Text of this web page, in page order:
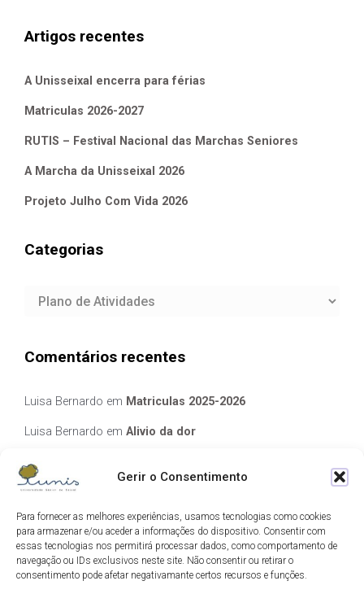
Gerir o Consentimento
Para fornecer as melhores experiências, usamos tecnologias como cookies
para armazenar e/ou aceder a informações do dispositivo. Consentir com
essas tecnologias nos permitirá processar dados, como comportamento de
navegação ou IDs exclusivos neste site. Não consentir ou retirar o
consentimento pode afetar negativamante certos recursos e funções.
Artigos recentes
A Unisseixal encerra para férias
Matriculas 2026-2027
RUTIS – Festival Nacional das Marchas Seniores
A Marcha da Unisseixal 2026
Projeto Julho Com Vida 2026
Categorias
Categorias
Comentários recentes
Luisa Bernardo em Matriculas 2025-2026
Luisa Bernardo em Alivio da dor
Manuela Silva
elisabete Garcia Fernandes Serra
Luis GuedesemEcos de Camilo
Arquivo